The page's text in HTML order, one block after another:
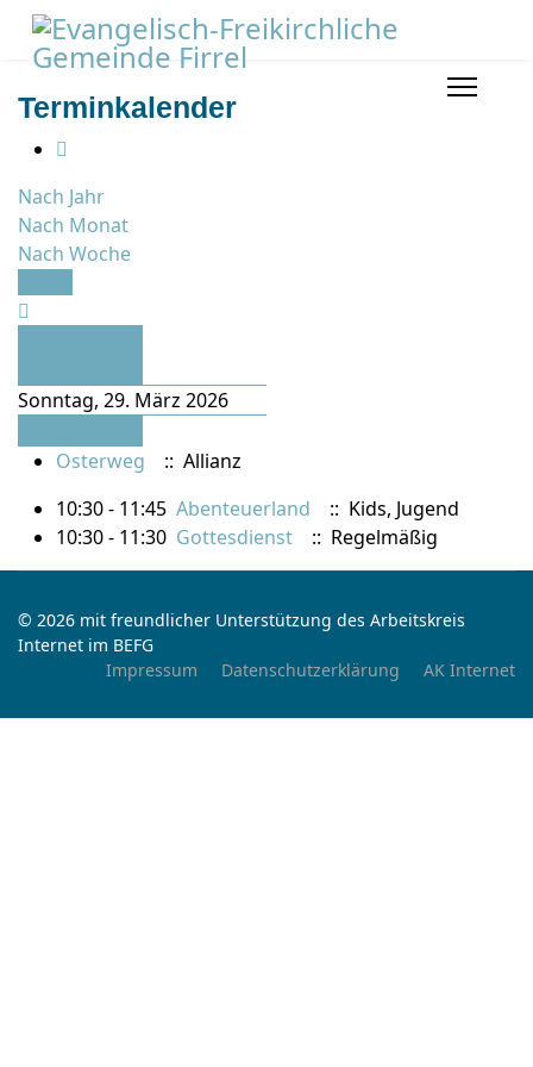
Terminkalender
Nach Jahr
Nach Monat
Nach Woche
Sonntag, 29. März 2026
Osterweg
:: Allianz
10:30 - 11:45 Abenteuerland
:: Kids, Jugend
10:30 - 11:30 Gottesdienst :: Regelmäßig
© 2026 mit freundlicher Unterstützung des Arbeitskreis
Internet im BEFG
Impressum
Datenschutzerklärung AK Internet